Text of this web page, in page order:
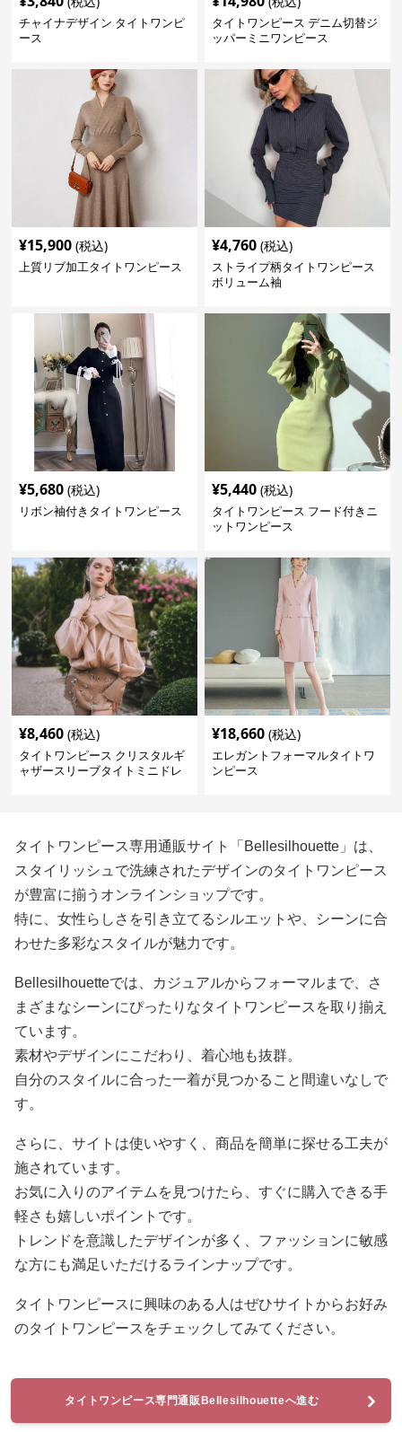
チャイナデザイン タイトワンピ
ース
タイトワンピース デニム切替ジ
ッパーミニワンピース
¥15,900 (税込)
上質リブ加工タイトワンピース
¥4,760 (税込)
ストライプ柄タイトワンピース
ボリューム袖
¥5,680 (税込)
リボン袖付きタイトワンピース
¥5,440 (税込)
タイトワンピース フード付きニ
ットワンピース
¥8,460 (税込)
タイトワンピース クリスタルギ
ャザースリーブタイトミニドレ
¥18,660 (税込)
エレガントフォーマルタイトワ
ンピース
タイトワンピース専用通販サイト「Bellesilhouette」は、
スタイリッシュで洗練されたデザインのタイトワンピース
が豊富に揃うオンラインショップです。
特に、女性らしさを引き立てるシルエットや、シーンに合
わせた多彩なスタイルが魅力です。
Bellesilhouetteでは、カジュアルからフォーマルまで、さ
まざまなシーンにぴったりなタイトワンピースを取り揃え
ています。
素材やデザインにこだわり、着心地も抜群。
自分のスタイルに合った一着が見つかること間違いなしで
す。
さらに、サイトは使いやすく、商品を簡単に探せる工夫が
施されています。
お気に入りのアイテムを見つけたら、すぐに購入できる手
軽さも嬉しいポイントです。
トレンドを意識したデザインが多く、ファッションに敏感
な方にも満足いただけるラインナップです。
タイトワンピースに興味のある人はぜひサイトからお好み
のタイトワンピースをチェックしてみてください。
タイトワンピース専門通販Bellesilhouetteへ進む